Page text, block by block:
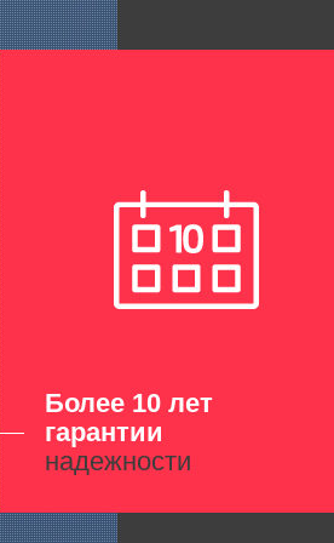
Более 10 лет
гарантии
надежности